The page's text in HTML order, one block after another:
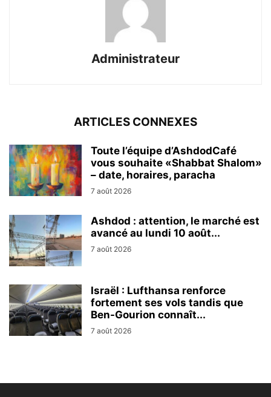
Administrateur
ARTICLES CONNEXES
Toute l’équipe d’AshdodCafé
vous souhaite «Shabbat Shalom»
– date, horaires, paracha
7 août 2026
Ashdod : attention, le marché est
avancé au lundi 10 août...
7 août 2026
Israël : Lufthansa renforce
fortement ses vols tandis que
Ben-Gourion connaît...
7 août 2026